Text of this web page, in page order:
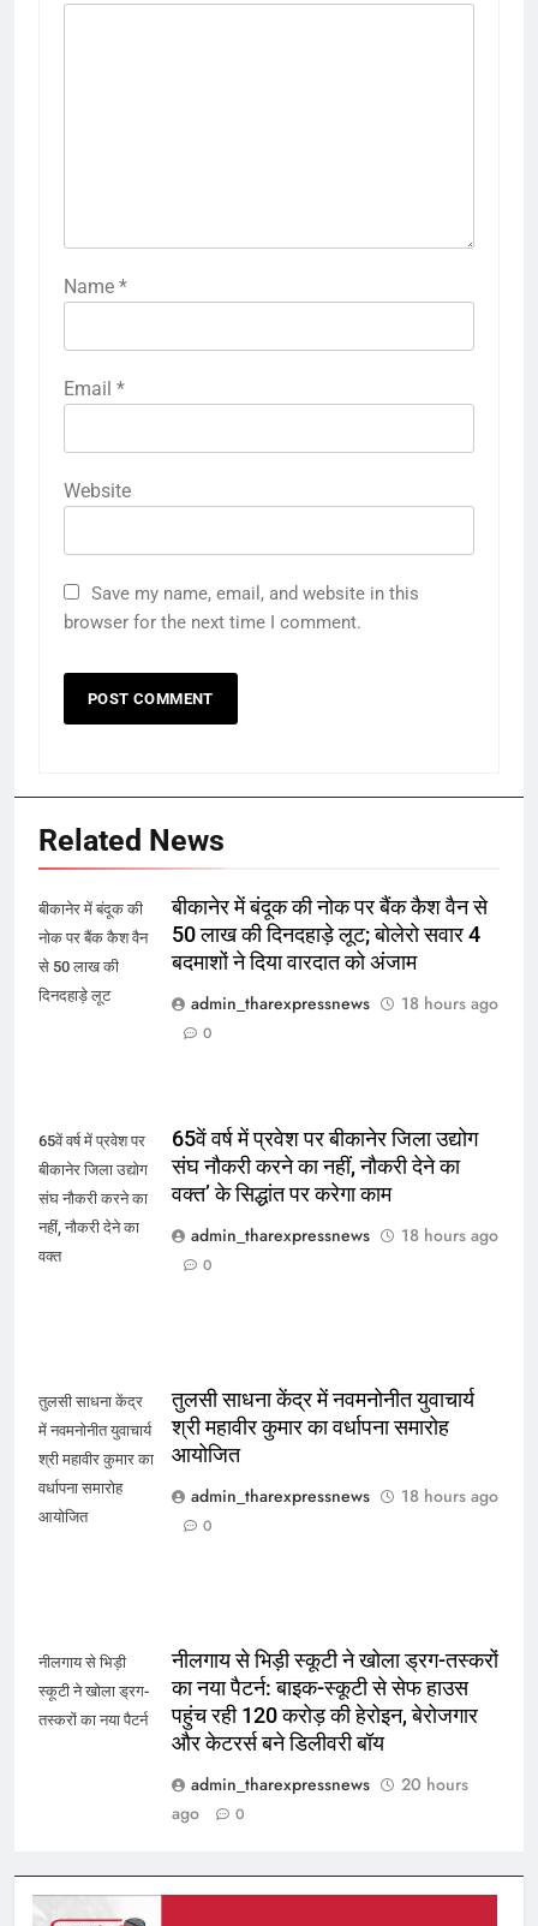
Name *
Email *
Website
Save my name, email, and website in this
browser for the next time I comment.
Related News
बीकानेर में बंदूक की
नोक पर बैंक कैश वैन
से 50 लाख की
दिनदहाड़े लूट
बीकानेर में बंदूक की नोक पर बैंक कैश वैन से
50 लाख की दिनदहाड़े लूट; बोलेरो सवार 4
बदमाशों ने दिया वारदात को अंजाम
admin_tharexpressnews
18 hours ago
0
65वें वर्ष में प्रवेश पर
बीकानेर जिला उद्योग
संघ नौकरी करने का
नहीं, नौकरी देने का
वक्त
65वें वर्ष में प्रवेश पर बीकानेर जिला उद्योग
संघ नौकरी करने का नहीं, नौकरी देने का
वक्त’ के सिद्धांत पर करेगा काम
admin_tharexpressnews
18 hours ago
0
तुलसी साधना केंद्र
में नवमनोनीत युवाचार्य
श्री महावीर कुमार का
वर्धापना समारोह
आयोजित
तुलसी साधना केंद्र में नवमनोनीत युवाचार्य
श्री महावीर कुमार का वर्धापना समारोह
आयोजित
admin_tharexpressnews
18 hours ago
0
नीलगाय से भिड़ी
स्कूटी ने खोला ड्रग-
तस्करों का नया पैटर्न
नीलगाय से भिड़ी स्कूटी ने खोला ड्रग-तस्करों
का नया पैटर्न: बाइक-स्कूटी से सेफ हाउस
पहुंच रही 120 करोड़ की हेरोइन, बेरोजगार
और केटरर्स बने डिलीवरी बॉय
admin_tharexpressnews
20 hours
ago
0